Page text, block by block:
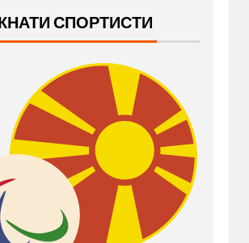
СПОРТИСТИ